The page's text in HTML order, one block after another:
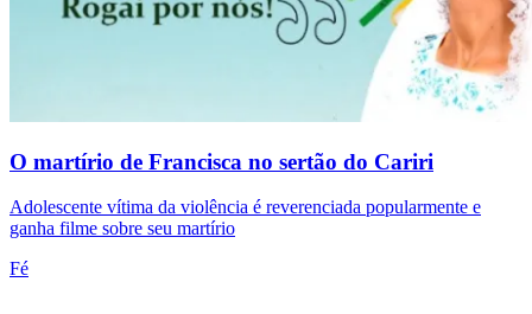
O martírio de Francisca no sertão do Cariri
Adolescente vítima da violência é reverenciada popularmente e
ganha filme sobre seu martírio
Fé